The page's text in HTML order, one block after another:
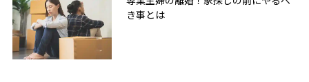
き事とは